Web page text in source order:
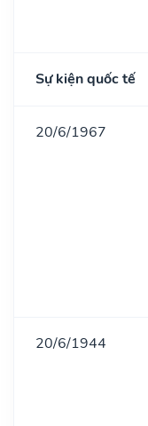
Sự kiện quốc tế
20/6/1967
20/6/1944